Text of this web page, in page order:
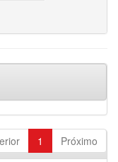
1 Próximo